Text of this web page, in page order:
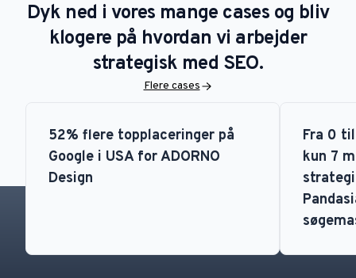
Dyk ned i vores mange cases og bliv
klogere på hvordan vi arbejder
strategisk med SEO.
Flere cases
52% flere topplaceringer på
Google i USA for ADORNO
Design
Fra 0
kun 7